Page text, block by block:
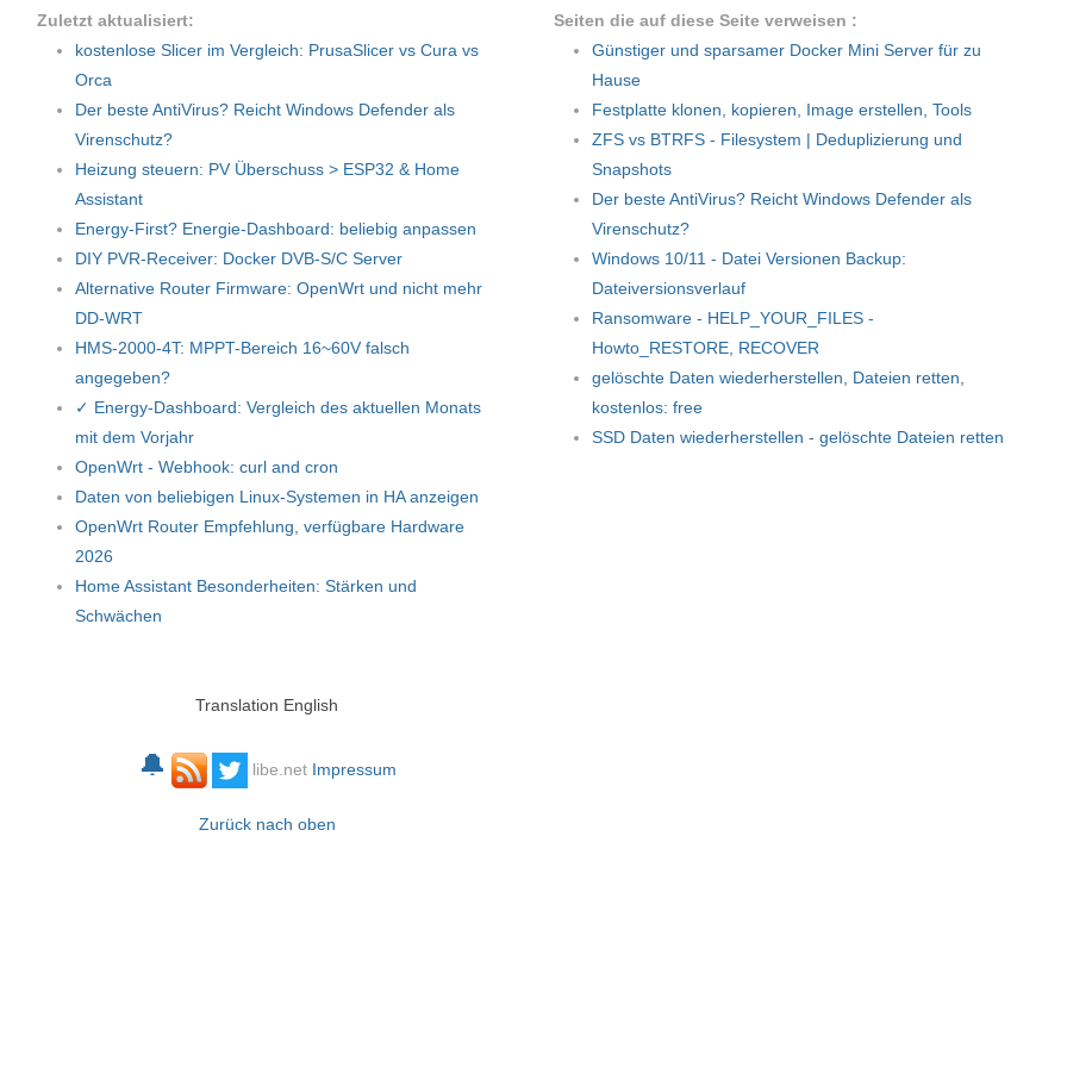
Zuletzt aktualisiert:
kostenlose Slicer im Vergleich: PrusaSlicer vs Cura vs
Orca
Der beste AntiVirus? Reicht Windows Defender als
Virenschutz?
Heizung steuern: PV Überschuss > ESP32 & Home
Assistant
Energy-First? Energie-Dashboard: beliebig anpassen
DIY PVR-Receiver: Docker DVB-S/C Server
Alternative Router Firmware: OpenWrt und nicht mehr
DD-WRT
HMS-2000-4T: MPPT-Bereich 16~60V falsch
angegeben?
✓ Energy-Dashboard: Vergleich des aktuellen Monats
mit dem Vorjahr
OpenWrt - Webhook: curl and cron
Daten von beliebigen Linux-Systemen in HA anzeigen
OpenWrt Router Empfehlung, verfügbare Hardware
2026
Home Assistant Besonderheiten: Stärken und
Schwächen
Seiten die auf diese Seite verweisen :
Günstiger und sparsamer Docker Mini Server für zu
Hause
Festplatte klonen, kopieren, Image erstellen, Tools
ZFS vs BTRFS - Filesystem | Deduplizierung und
Snapshots
Der beste AntiVirus? Reicht Windows Defender als
Virenschutz?
Windows 10/11 - Datei Versionen Backup:
Dateiversionsverlauf
Ransomware - HELP_YOUR_FILES -
Howto_RESTORE, RECOVER
gelöschte Daten wiederherstellen, Dateien retten,
kostenlos: free
SSD Daten wiederherstellen - gelöschte Dateien retten
Translation English
🔔 libe.net Impressum
Zurück nach oben